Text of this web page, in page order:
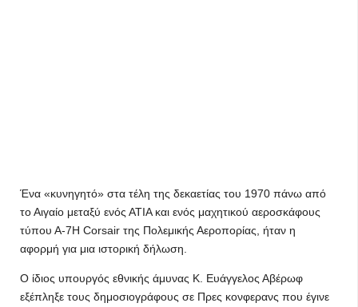
Ένα «κυνηγητό» στα τέλη της δεκαετίας του 1970 πάνω από
το Αιγαίο μεταξύ ενός ΑΤΙΑ και ενός μαχητικού αεροσκάφους
τύπου Α-7Η Corsair της Πολεμικής Αεροπορίας, ήταν η
αφορμή για μια ιστορική δήλωση.
Ο ίδιος υπουργός εθνικής άμυνας Κ. Ευάγγελος Αβέρωφ
εξέπληξε τους δημοσιογράφους σε Πρες κονφερανς που έγινε